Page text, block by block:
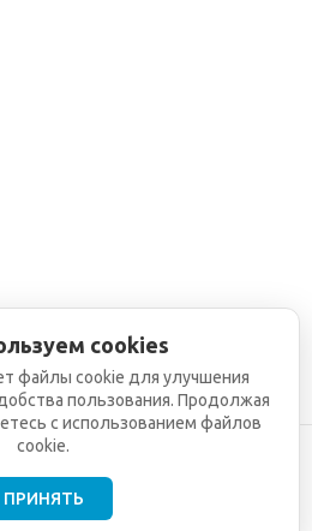
cookies
файлы cookie для улучшения
пользования. Продолжая
с использованием файлов
cookie.
ПРИНЯТЬ